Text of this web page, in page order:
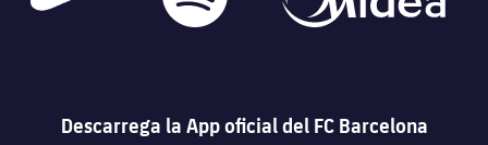
Descarrega la App oficial del FC Barcelona